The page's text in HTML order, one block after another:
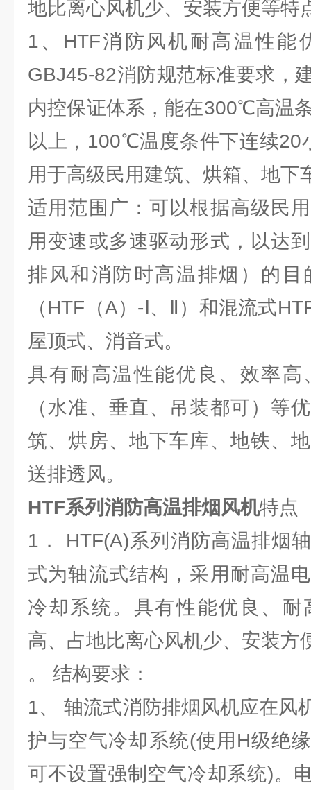
地比离心风机少、安装方便等特
1、HTF消防风机耐高温性能
GBJ45-82消防规范标准要求，
内控保证体系，能在300℃高温
以上，100℃温度条件下连续20
用于高级民用建筑、烘箱、地下
适用范围广：可以根据高级民
用变速或多速驱动形式，以达
排风和消防时高温排烟）的目
（HTF（A）-Ⅰ、Ⅱ）和混流式
屋顶式、消音式。
具有耐高温性能优良、效率高
（水准、垂直、吊装都可）等
筑、烘房、地下车库、地铁、
送排透风。
HTF系列消防高温排烟风机特点
1． HTF(A)系列消防高温排烟
式为轴流式结构，采用耐高温
冷却系统。具有性能优良、
高、占地比离心风机少、安装方
。 结构要求：
1、 轴流式消防排烟风机应在风
护与空气冷却系统(使用H级绝
可不设置强制空气冷却系统)。